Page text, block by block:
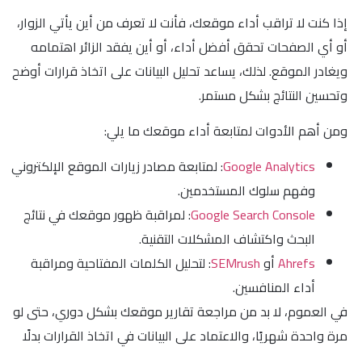
إذا كنت لا تراقب أداء موقعك، فأنت لا تعرف من أين يأتي الزوار،
أو أي الصفحات تحقق أفضل أداء، أو أين يفقد الزائر اهتمامه
ويغادر الموقع. لذلك، يساعد تحليل البيانات على اتخاذ قرارات أوضح
وتحسين النتائج بشكل مستمر.
ومن أهم الأدوات لمتابعة أداء موقعك ما يلي:
Google Analytics: لمتابعة مصادر زيارات الموقع الإلكتروني
وفهم سلوك المستخدمين.
Google Search Console: لمراقبة ظهور موقعك في نتائج
البحث واكتشاف المشكلات التقنية.
AhrefsأوSEMrush: لتحليل الكلمات المفتاحية ومراقبة
أداء المنافسين.
في العموم، لا بد من مراجعة تقارير موقعك بشكل دوري، حتى لو
مرة واحدة شهريًا، والاعتماد على البيانات في اتخاذ القرارات بدلًا